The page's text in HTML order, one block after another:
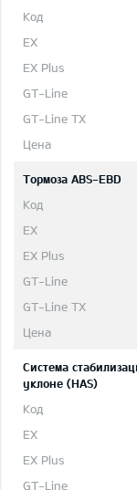
Тормоза ABS-EBD
Система
уклоне (HAS)